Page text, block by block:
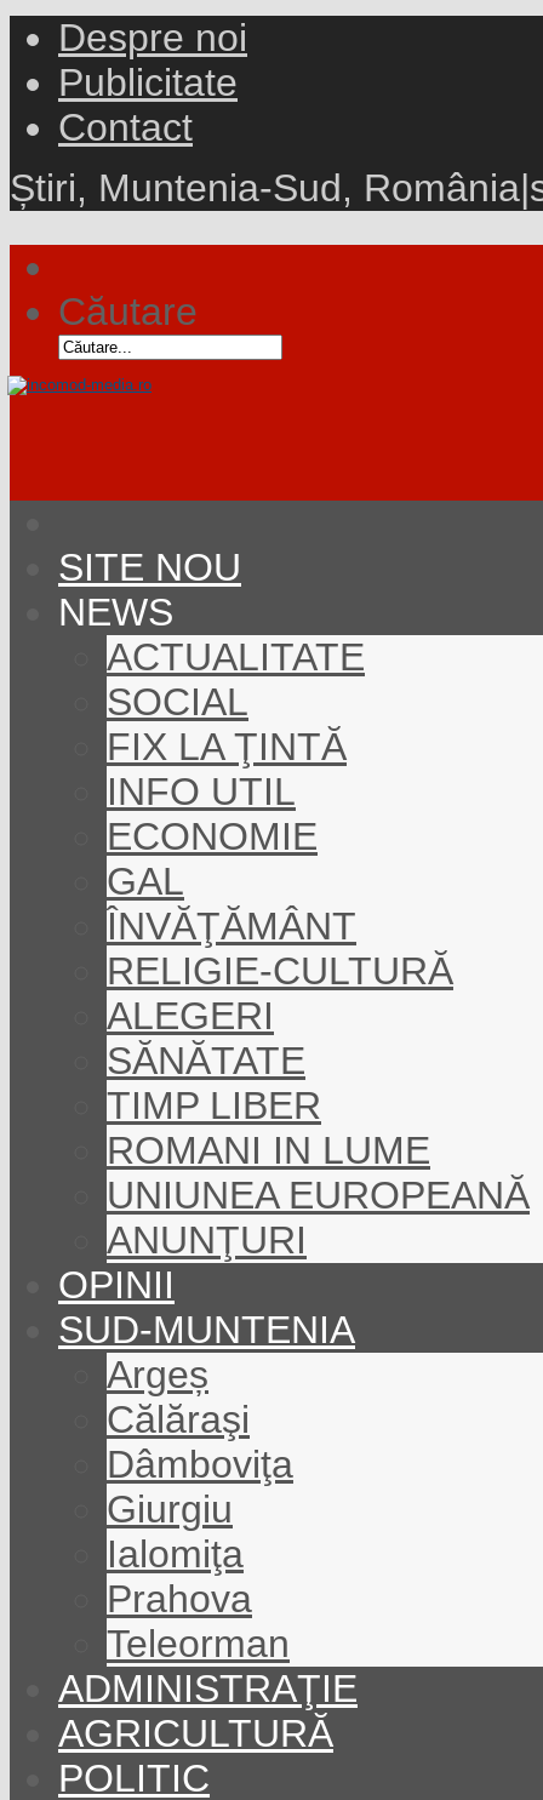
Despre noi
Publicitate
Contact
Știri, Muntenia-Sud, România|
Căutare
SITE NOU
NEWS
ACTUALITATE
SOCIAL
FIX LA ŢINTĂ
INFO UTIL
ECONOMIE
GAL
ÎNVĂŢĂMÂNT
RELIGIE-CULTURĂ
ALEGERI
SĂNĂTATE
TIMP LIBER
ROMANI IN LUME
UNIUNEA EUROPEANĂ
ANUNŢURI
OPINII
SUD-MUNTENIA
Argeș
Călăraşi
Dâmboviţa
Giurgiu
Ialomiţa
Prahova
Teleorman
ADMINISTRAŢIE
AGRICULTURĂ
POLITIC